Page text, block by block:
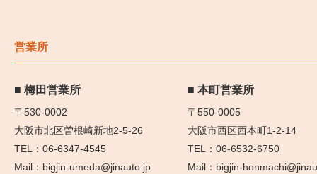
営業所
梅田営業所
〒530-0002
大阪市北区曽根崎新地2-5-26
06-6347-4545
bigjin-umeda@jinauto.jp
本町営業所
〒550-0005
大阪市西区西本町1-2-14
06-6532-6750
bigjin-